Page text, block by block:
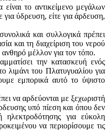
το αντικείμενο μεγάλων
ύδρευση, είτε για άρδευση,
και συλλογικά πρέπει
και τη διαχείριση του νερού
μέλλον για τον τόπο.
την κατασκευή ενός
λιμάνι του Πλατυγυαλίου για
εμπορικά αυτό το ύψιστο
να αρδεύονται με ξεχωριστή
υπό πίεση και όπου δεν
ηλεκτροδότησης για εύκολη
να περιορίσουμε τις